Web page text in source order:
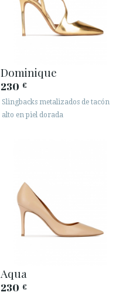
Dominique
230 €
Slingbacks metalizados de tacón
alto en piel dorada
Aqua
230 €